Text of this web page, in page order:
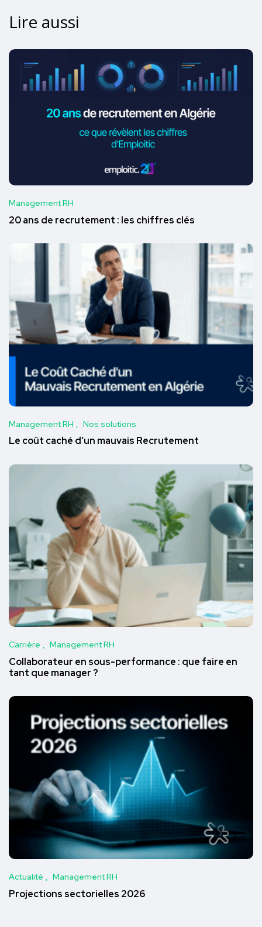
Lire aussi
Management RH
20 ans de recrutement : les chiffres clés
Management RH Nos solutions
Le coût caché d’un mauvais Recrutement
Carrière Management RH
Collaborateur en sous-performance : que faire en
tant que manager ?
Actualité Management RH
Projections sectorielles 2026